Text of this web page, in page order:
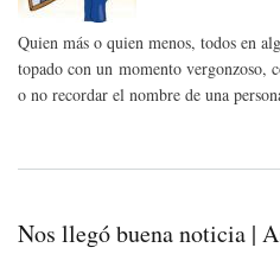
Quien más o quien menos, todos en
topado con un momento vergonzoso,
o no recordar el nombre de una
Nos llegó buena noticia |